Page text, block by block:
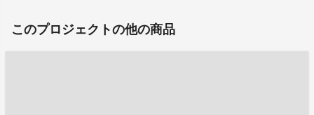
このプロジェクトの他の商品